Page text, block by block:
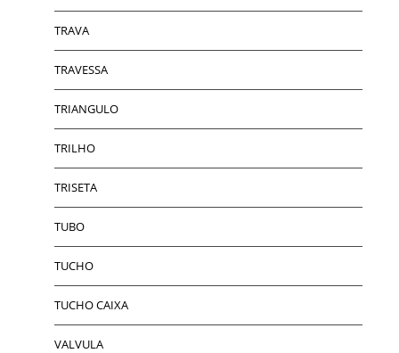
TRAVA
TRAVESSA
TRIANGULO
TRILHO
TRISETA
TUBO
TUCHO
TUCHO CAIXA
VALVULA